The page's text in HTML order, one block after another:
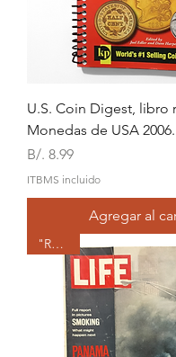
U.S. Coin Digest, libro
Monedas de USA 2006.
Precio
B/. 8.99
ITBMS incluido
Agregar al
"RARA"